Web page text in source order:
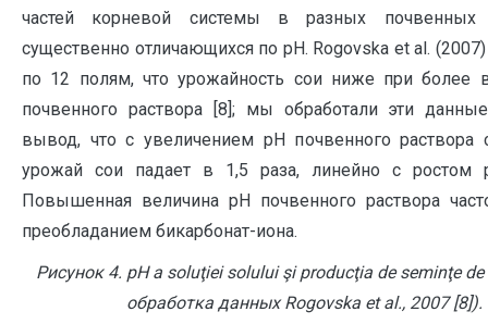
частей корневой системы в разных почвенных
существенно отличающихся по рН. Rogovska et al. (2007)
по 12 полям, что урожайность сои ниже при более
почвенного раствора [8]; мы обработали эти
вывод, что с увеличением рН почвенного раствора
урожай сои падает в 1,5 раза, линейно с ростом
Повышенная величина рН почвенного раствора
преобладанием бикарбонат-иона.
Рисунок 4. pH a soluţiei solului şi producţia de seminţe
обработка данных Rogovska et al., 2007 [8]).